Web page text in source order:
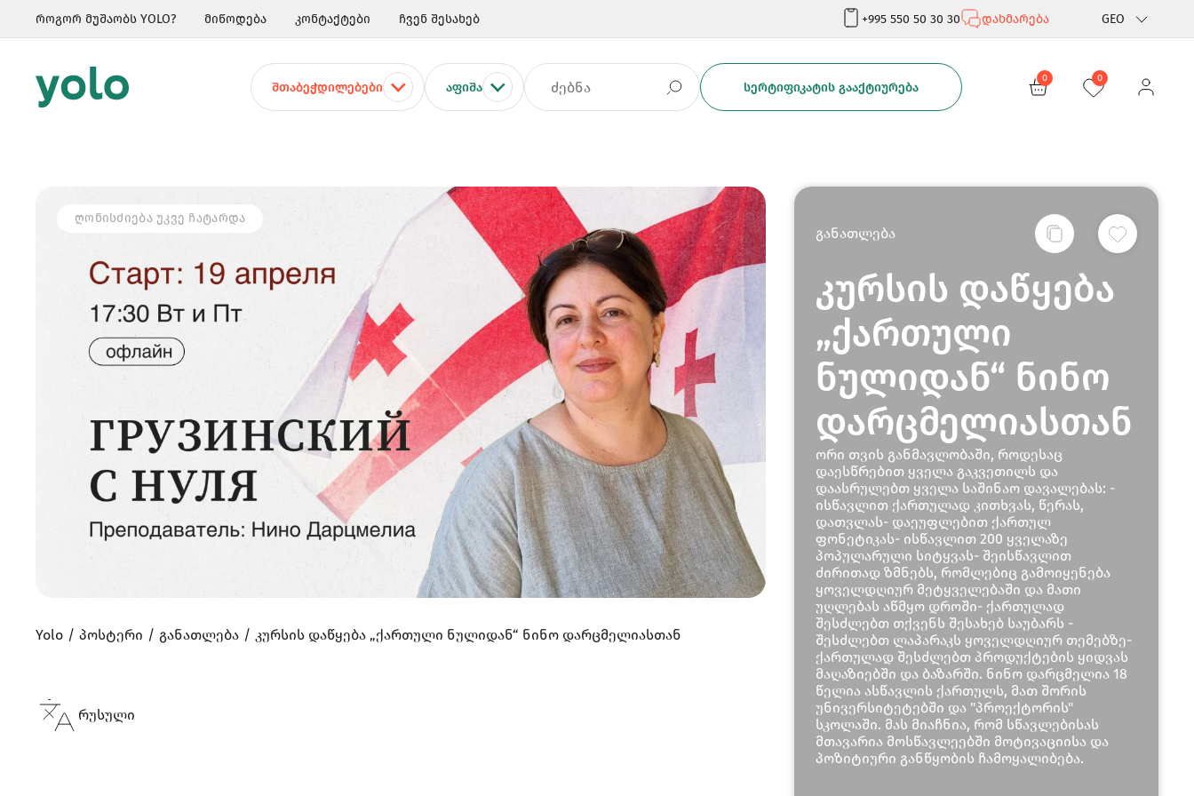
როგორ მუშაობს YOLO? მიწოდება კონტაქტები ჩვენ შესახებ +995 550 50 30 30 დახმარება GEO
Rus
ᲨᲗᲐᲑᲔᲭᲓᲘᲚᲔᲑᲔᲑᲘ ᲐᲤᲘᲨᲐ ᲡᲔᲠᲢᲘᲤᲘᲙᲐᲢᲘᲡ ᲒᲐᲐᲥᲢᲘᲣᲠᲔᲑᲐ
0 0
ᲦᲝᲜᲘᲡᲫᲘᲔᲑᲐ ᲣᲙᲕᲔ ᲩᲐᲢᲐᲠᲓᲐ
განათლება
კურსის დაწყება
„ქართული
ნულიდან“ ნინო
დარცმელიასთან
ორი თვის განმავლობაში, როდესაც
დაესწრებით ყველა გაკვეთილს და
დაასრულებთ ყველა საშინაო დავალებას: -
ისწავლით ქართულად კითხვას, წერას,
დათვლას- დაეუფლებით ქართულ
ფონეტიკას- ისწავლით 200 ყველაზე
პოპულარული სიტყვას- შეისწავლით
ძირითად ზმნებს, რომლებიც გამოიყენება
ყოველდღიურ მეტყველებაში და მათი
უღლებას აწმყო დროში- ქართულად
შესძლებთ თქვენს შესახებ საუბარს -
შესძლებთ ლაპარაკს ყოველდღიურ თემებზე-
ქართულად შესძლებთ პროდუქტების ყიდვას
მაღაზიებში და ბაზარში. ნინო დარცმელია 18
წელია ასწავლის ქართულს, მათ შორის
უნივერსიტეტებში და "პროექტორის"
სკოლაში. მას მიაჩნია, რომ სწავლებისას
მთავარია მოსწავლეებში მოტივაციისა და
პოზიტიური განწყობის ჩამოყალიბება.
Yolo პოსტერი განათლება კურსის დაწყება „ქართული ნულიდან“ ნინო დარცმელიასთან
რუსული